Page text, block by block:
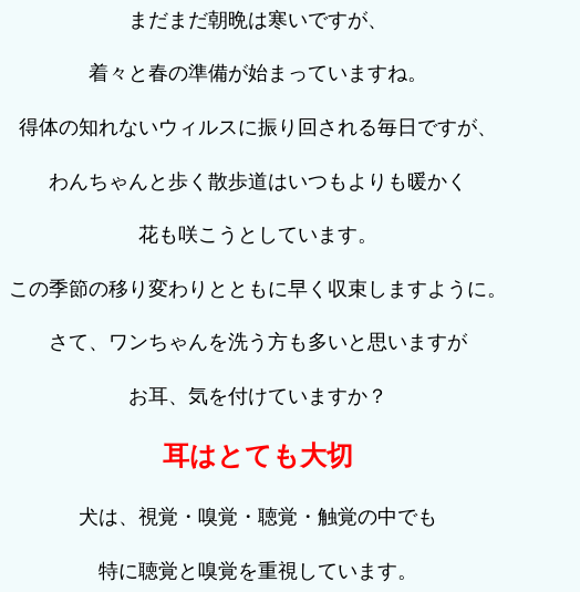
まだまだ朝晩は寒いですが、
着々と春の準備が始まっていますね。
得体の知れないウィルスに振り回される毎日ですが、
わんちゃんと歩く散歩道はいつもよりも暖かく
花も咲こうとしています。
この季節の移り変わりとともに早く収束しますように。
さて、ワンちゃんを洗う方も多いと思いますが
お耳、気を付けていますか？
耳はとても大切
犬は、視覚・嗅覚・聴覚・触覚の中でも
特に聴覚と嗅覚を重視しています。